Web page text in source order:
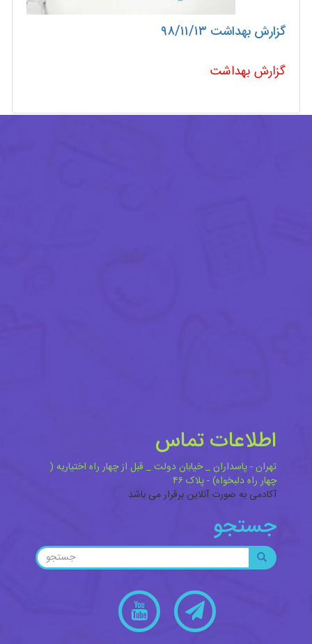
گزارش بهداشت ۹۸/۱۱/۱۳
گزارش بهداشت
اطلاعات تماس
تهران - پاسداران _ خیابان دولت _ قبل از چهار راه اختیاریه (
چهار راه دلبخواه) - پلاک ۴۶
آکادمی به صورت آنلاین برقرار می باشد
جستجو